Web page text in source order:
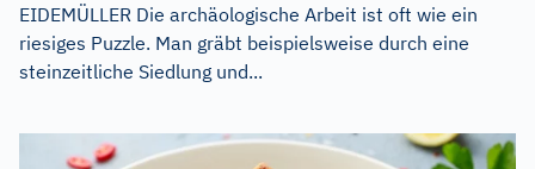
EIDEMÜLLER Die archäologische Arbeit ist oft wie ein
riesiges Puzzle. Man gräbt beispielsweise durch eine
steinzeitliche Siedlung und...